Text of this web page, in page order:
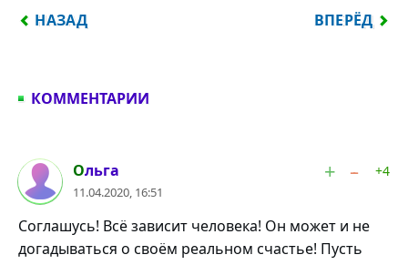
ПРЕДЫДУЩИЙ: КТО ХОЧЕТ — ИЩЕТ СПОСОБ,
НАЗАД ВПЕРЁД
КОММЕНТАРИИ
#1Ольга
11.04.2020, 16:51
+4
Соглашусь! Всё зависит человека! Он может и не
догадываться о своём реальном счастье! Пусть